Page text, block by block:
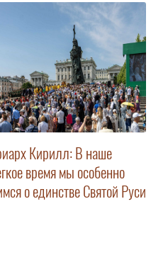
Кирилл: В наше
время мы особенно
о единстве Святой Руси